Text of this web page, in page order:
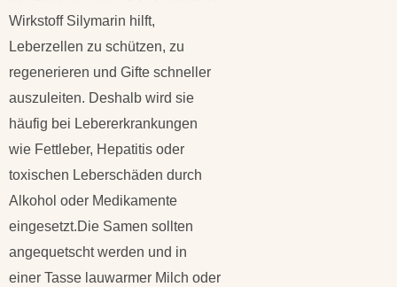
Wirkstoff Silymarin hilft,
Leberzellen zu schützen, zu
regenerieren und Gifte schneller
auszuleiten. Deshalb wird sie
häufig bei Lebererkrankungen
wie Fettleber, Hepatitis oder
toxischen Leberschäden durch
Alkohol oder Medikamente
eingesetzt.Die Samen sollten
angequetscht werden und in
einer Tasse lauwarmer Milch oder